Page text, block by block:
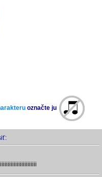
označte ju